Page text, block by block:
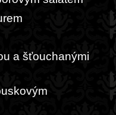
a šťouchanými